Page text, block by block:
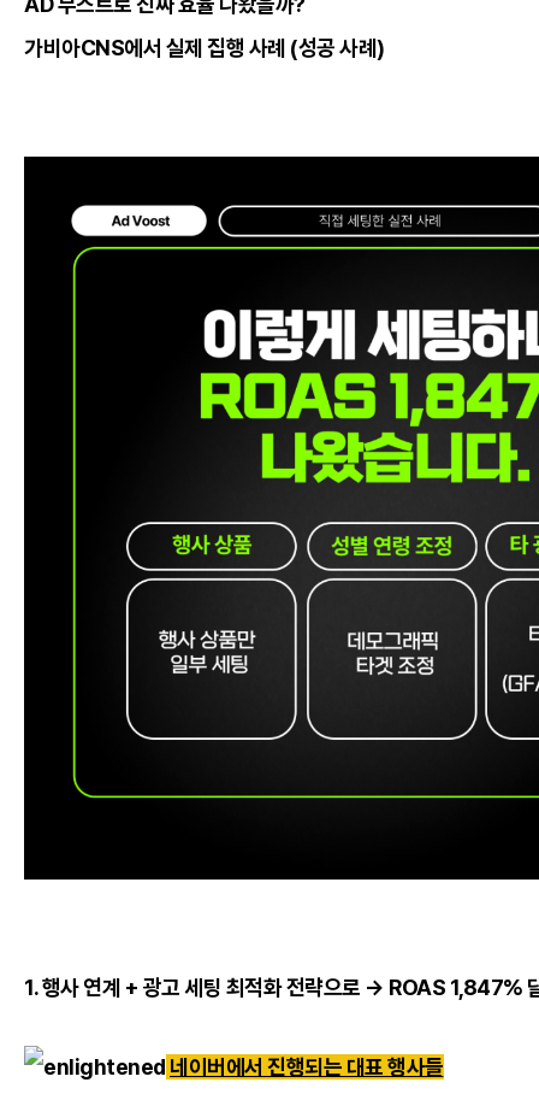
가비아CNS에서 실제 집행 사례 (성공 사례)
1. 행사 연계 + 광고 세팅 최적화 전략으로 → ROAS 1,847%
네이버에서 진행되는 대표 행사들